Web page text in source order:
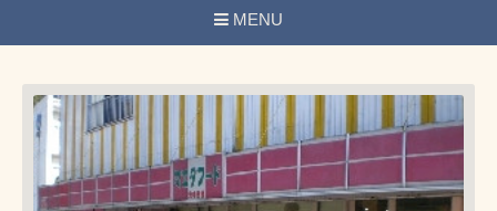
MENU